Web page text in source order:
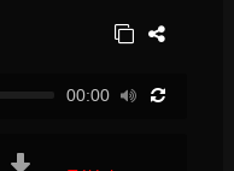
00:00